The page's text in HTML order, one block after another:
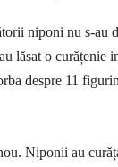
niponi nu s-au
lăsat o curățenie
despre 11
Niponii au